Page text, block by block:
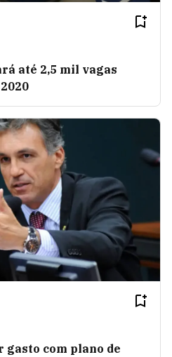
até 2,5 mil vagas
com plano de